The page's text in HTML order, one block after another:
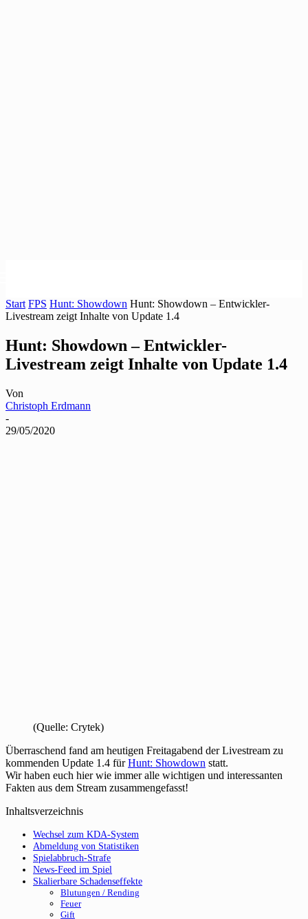
Start FPS Hunt: Showdown Hunt: Showdown – Entwickler-
Livestream zeigt Inhalte von Update 1.4
Hunt: Showdown – Entwickler-
Livestream zeigt Inhalte von Update 1.4
Von
Christoph Erdmann
-
29/05/2020
(Quelle: Crytek)
Überraschend fand am heutigen Freitagabend der Livestream zu
kommenden Update 1.4 fürHunt: Showdown statt.
Wir haben euch hier wie immer alle wichtigen und interessanten
Fakten aus dem Stream zusammengefasst!
Inhaltsverzeichnis
Wechsel zum KDA-System
Abmeldung von Statistiken
Spielabbruch-Strafe
News-Feed im Spiel
Skalierbare Schadenseffekte
Blutungen / Rending
Feuer
Gift